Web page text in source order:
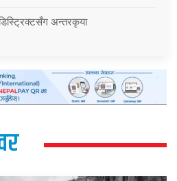
अन्तरकृया